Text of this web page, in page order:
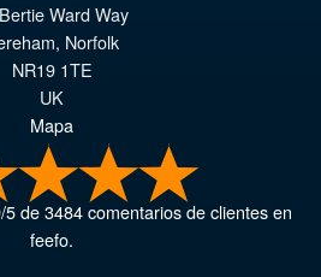
Ward Way
, Norfolk
NR19 1TE
UK
Mapa
/5de3484comentarios de clientes en
feefo.